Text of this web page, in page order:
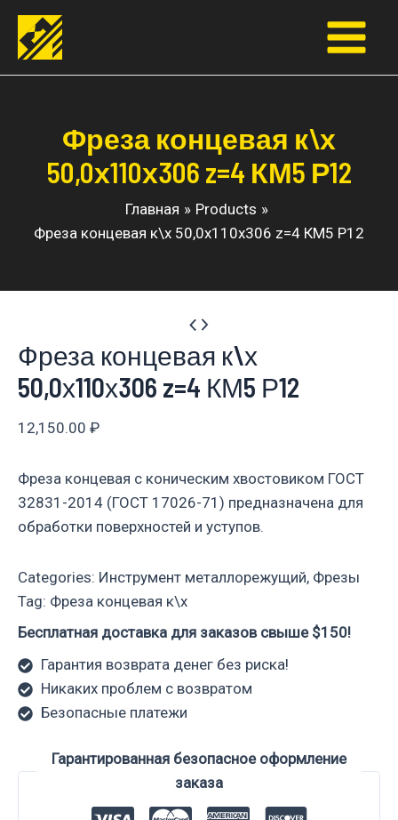
Перейти
содержимому
Main
Фреза концевая к\х
50,0х110х306 z=4 КМ5 Р12
Главная
Products
Фреза концевая к\х 50,0х110х306 z=4 КМ5 Р12
Фреза концевая к\х
50,0х110х306 z=4 КМ5 Р12
12,150.00 ₽
Фреза концевая с коническим хвостовиком ГОСТ
32831-2014 (ГОСТ 17026-71) предназначена для
обработки поверхностей и уступов.
Categories: Инструмент металлорежущий, Фрезы
Tag: Фреза концевая к\х
Бесплатная доставка для заказов свыше $150!
Гарантия возврата денег без риска!
Никаких проблем с возвратом
Безопасные платежи
Гарантированная безопасное оформление
заказа